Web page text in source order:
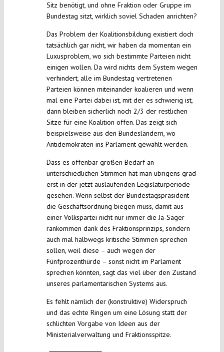
Sitz benötigt, und ohne Fraktion oder Gruppe im
Bundestag sitzt, wirklich soviel Schaden anrichten?
Das Problem der Koalitionsbildung existiert doch
tatsächlich gar nicht, wir haben da momentan ein
Luxusproblem, wo sich bestimmte Parteien nicht
einigen wollen. Da wird nichts dem System wegen
verhindert, alle im Bundestag vertretenen
Parteien können miteinander koalieren und wenn
mal eine Partei dabei ist, mit der es schwierig ist,
dann bleiben sicherlich noch 2/3 der restlichen
Sitze für eine Koalition offen. Das zeigt sich
beispielsweise aus den Bundesländern, wo
Antidemokraten ins Parlament gewählt werden.
Dass es offenbar großen Bedarf an
unterschiedlichen Stimmen hat man übrigens grad
erst in der jetzt auslaufenden Legislaturperiode
gesehen. Wenn selbst der Bundestagspräsident
die Geschäftsordnung biegen muss, damit aus
einer Volkspartei nicht nur immer die Ja-Sager
rankommen dank des Fraktionsprinzips, sondern
auch mal halbwegs kritische Stimmen sprechen
sollen, weil diese – auch wegen der
Fünfprozenthürde – sonst nicht im Parlament
sprechen könnten, sagt das viel über den Zustand
unseres parlamentarischen Systems aus.
Es fehlt nämlich der (konstruktive) Widerspruch
und das echte Ringen um eine Lösung statt der
schlichten Vorgabe von Ideen aus der
Ministerialverwaltung und Fraktionsspitze.